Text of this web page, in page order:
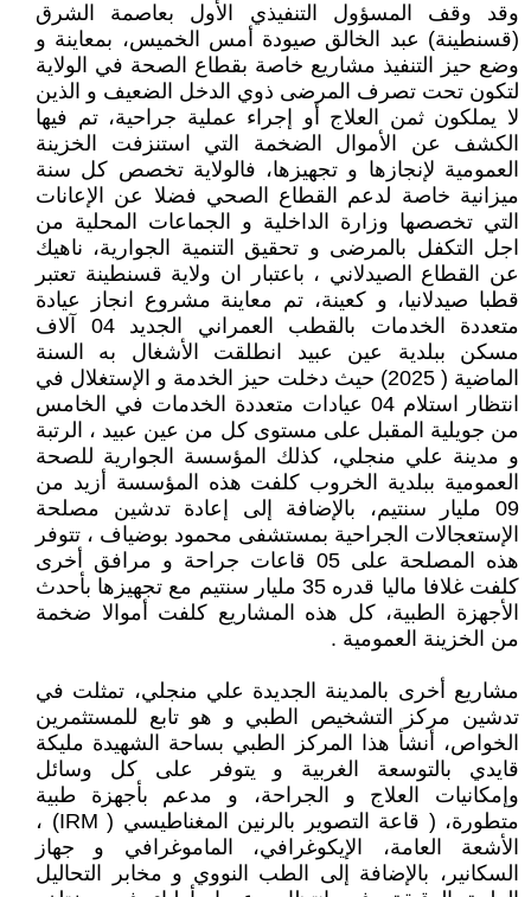
وقد وقف المسؤول التنفيذي الأول بعاصمة الشرق
(قسنطينة) عبد الخالق صيودة أمس الخميس، بمعاينة و
وضع حيز التنفيذ مشاريع خاصة بقطاع الصحة في الولاية
لتكون تحت تصرف المرضى ذوي الدخل الضعيف و الذين
لا يملكون ثمن العلاج أو إجراء عملية جراحية، تم فيها
الكشف عن الأموال الضخمة التي استنزفت الخزينة
العمومية لإنجازها و تجهيزها، فالولاية تخصص كل سنة
ميزانية خاصة لدعم القطاع الصحي فضلا عن الإعانات
التي تخصصها وزارة الداخلية و الجماعات المحلية من
اجل التكفل بالمرضى و تحقيق التنمية الجوارية، ناهيك
عن القطاع الصيدلاني ، باعتبار ان ولاية قسنطينة تعتبر
قطبا صيدلانيا، و كعينة، تم معاينة مشروع انجاز عيادة
متعددة الخدمات بالقطب العمراني الجديد 04 آلاف
مسكن ببلدية عين عبيد انطلقت الأشغال به السنة
الماضية ( 2025) حيث دخلت حيز الخدمة و الإستغلال في
انتظار استلام 04 عيادات متعددة الخدمات في الخامس
من جويلية المقبل على مستوى كل من عين عبيد ، الرتبة
و مدينة علي منجلي، كذلك المؤسسة الجوارية للصحة
العمومية ببلدية الخروب كلفت هذه المؤسسة أزيد من
09 مليار سنتيم، بالإضافة إلى إعادة تدشين مصلحة
الإستعجالات الجراحية بمستشفى محمود بوضياف ، تتوفر
هذه المصلحة على 05 قاعات جراحة و مرافق أخرى
كلفت غلافا ماليا قدره 35 مليار سنتيم مع تجهيزها بأحدث
الأجهزة الطبية، كل هذه المشاريع كلفت أموالا ضخمة
من الخزينة العمومية .
مشاريع أخرى بالمدينة الجديدة علي منجلي، تمثلت في
تدشين مركز التشخيص الطبي و هو تابع للمستثمرين
الخواص، أنشأ هذا المركز الطبي بساحة الشهيدة مليكة
قايدي بالتوسعة الغربية و يتوفر على كل وسائل
وإمكانيات العلاج و الجراحة، و مدعم بأجهزة طبية
متطورة، ( قاعة التصوير بالرنين المغناطيسي ( IRM) ،
الأشعة العامة، الإيكوغرافي، الماموغرافي و جهاز
السكانير، بالإضافة إلى الطب النووي و مخابر التحاليل